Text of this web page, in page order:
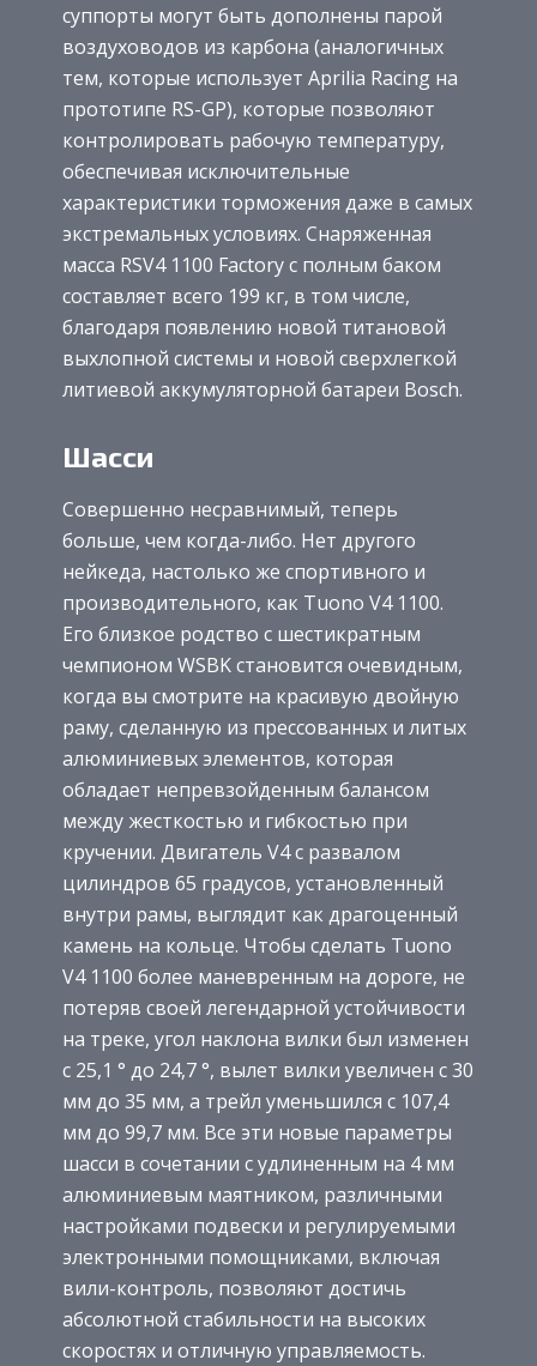
суппорты могут быть дополнены парой
воздуховодов из карбона (аналогичных
тем, которые использует Aprilia Racing на
прототипе RS-GP), которые позволяют
контролировать рабочую температуру,
обеспечивая исключительные
характеристики торможения даже в самых
экстремальных условиях. Снаряженная
масса RSV4 1100 Factory с полным баком
составляет всего 199 кг, в том числе,
благодаря появлению новой титановой
выхлопной системы и новой сверхлегкой
литиевой аккумуляторной батареи Bosch.
Шасси
Совершенно несравнимый, теперь
больше, чем когда-либо. Нет другого
нейкеда, настолько же спортивного и
производительного, как Tuono V4 1100.
Его близкое родство с шестикратным
чемпионом WSBK становится очевидным,
когда вы смотрите на красивую двойную
раму, сделанную из прессованных и литых
алюминиевых элементов, которая
обладает непревзойденным балансом
между жесткостью и гибкостью при
кручении. Двигатель V4 с развалом
цилиндров 65 градусов, установленный
внутри рамы, выглядит как драгоценный
камень на кольце. Чтобы сделать Tuono
V4 1100 более маневренным на дороге, не
потеряв своей легендарной устойчивости
на треке, угол наклона вилки был изменен
с 25,1 ° до 24,7 °, вылет вилки увеличен с 30
мм до 35 мм, а трейл уменьшился с 107,4
мм до 99,7 мм. Все эти новые параметры
шасси в сочетании с удлиненным на 4 мм
алюминиевым маятником, различными
настройками подвески и регулируемыми
электронными помощниками, включая
вили-контроль, позволяют достичь
абсолютной стабильности на высоких
скоростях и отличную управляемость.